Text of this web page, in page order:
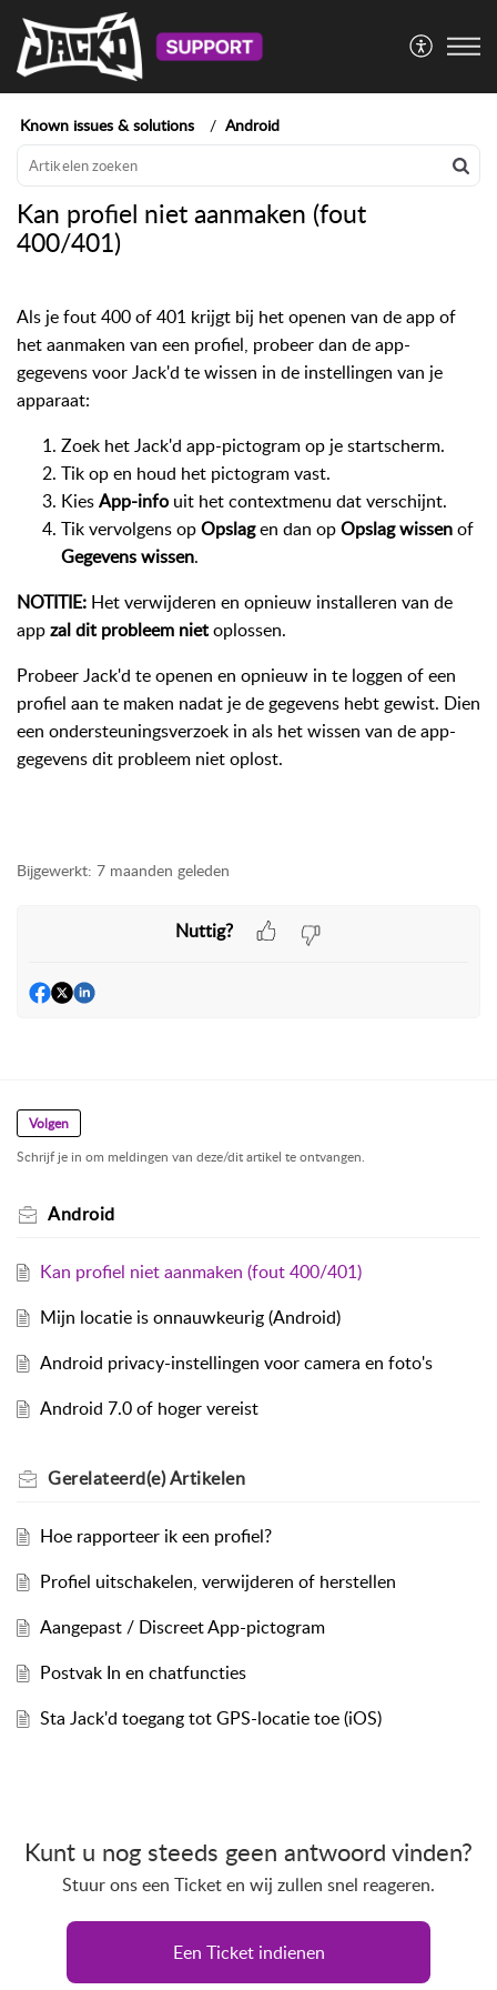
Known issues & solutions Android
Kan profiel niet aanmaken (fout
400/401)
Als je fout 400 of 401 krijgt bij het openen van de app of
het aanmaken van een profiel, probeer dan de app-
gegevens voor Jack'd te wissen in de instellingen van je
apparaat:
Zoek het Jack'd app-pictogram op je startscherm.
Tik op en houd het pictogram vast.
KiesApp-info uit het contextmenu dat verschijnt.
Tik vervolgens opOpslagen dan opOpslag wissenof
Gegevens wissen.
NOTITIE: Het verwijderen en opnieuw installeren van de
appzal dit probleem nietoplossen.
Probeer Jack'd te openen en opnieuw in te loggen of een
profiel aan te maken nadat je de gegevens hebt gewist. Dien
een ondersteuningsverzoek in als het wissen van de app-
gegevens dit probleem niet oplost.
Bijgewerkt: 7 maanden geleden
Nuttig?
Volgen
Schrijf je in om meldingen van deze/dit artikel te ontvangen.
Android
Kan profiel niet aanmaken (fout 400/401)
Mijn locatie is onnauwkeurig (Android)
Android privacy-instellingen voor camera en foto's
Android 7.0 of hoger vereist
Gerelateerd(e)Artikelen
Hoe rapporteer ik een profiel?
Profiel uitschakelen, verwijderen of herstellen
Aangepast / Discreet App-pictogram
Postvak In en chatfuncties
Sta Jack'd toegang tot GPS-locatie toe (iOS)
Kunt u nog steeds geen antwoord vinden?
Stuur ons een Ticket en wij zullen snel reageren.
Een Ticket indienen